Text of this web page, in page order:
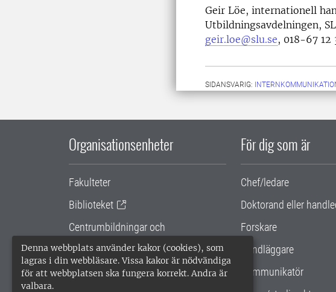
Denna webbplats använder kakor (cookies), som
lagras i din webbläsare. Vissa kakor är nödvändiga
för att webbplatsen ska fungera korrekt. Andra är
valbara.
Geir Löe, internationell
Utbildningsavdelningen,
geir.loe@slu.se, 018-67 12
SIDANSVARIG:
Organisationsenheter
Fakulteter
Biblioteket
Centrumbildningar och
samarbetsprojekt
Gemensamma verksamhetsstödet
För dig som är
Chef/ledare
Doktorand eller
Forskare
Handläggare
Kommunikatör